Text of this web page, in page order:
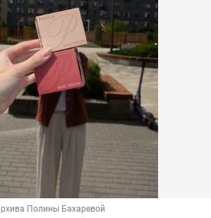
Полины Бахаревой